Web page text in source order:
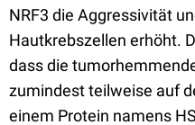
NRF3 die Aggressivität
Hautkrebszellen erhöht.
dass die
zumindest teilweise auf
einem Protein namens